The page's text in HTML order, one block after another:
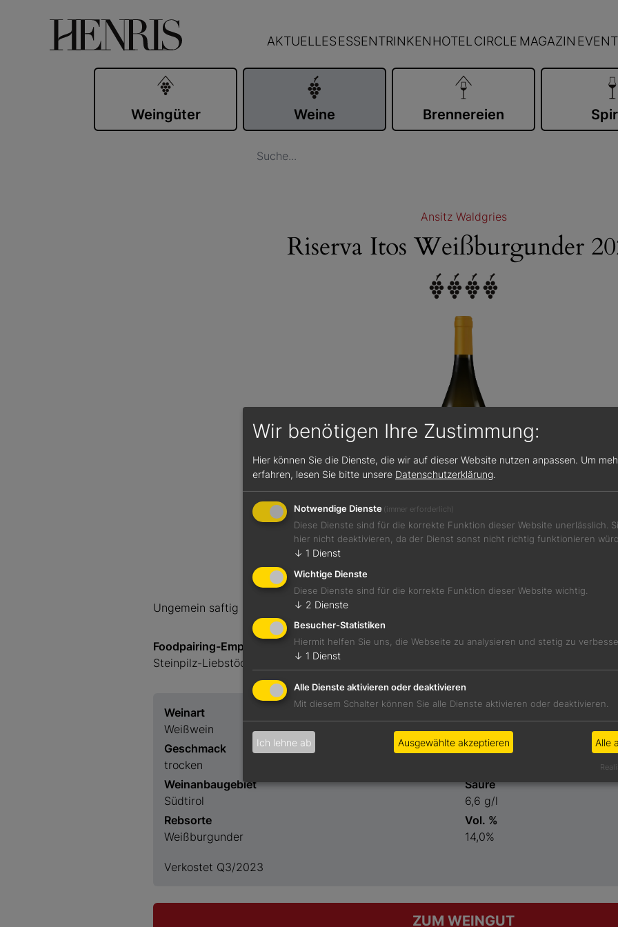
AKTUELLESESSENTRINKENHOTELCIRCLE MAGAZIN
Weingüter Weine Brennereien
Ansitz Waldgries
Riserva Itos Weißburgunder
Jetzt teilen
Ungemein saftig mit sanfter Aromatik, dennoch viel Zug, alles in Harmonie, sehr schöne
Foodpairing-Empfehlung
Steinpilz-Liebstöckel-Quiche
Weinart
Weißwein
19,40 €
Geschmack
trocken
Restzucker
Weinanbaugebiet
Südtirol
Säure
6,6 g/l
Rebsorte
Weißburgunder
Vol. %
14,0%
Verkostet Q3/2023
ZUM WEINGUT
Wir benötigen Ihre Zustimmung:
Hier können Sie die Dienste, die wir auf dieser Website nutzen anpassen. Um
erfahren, lesen Sie bitte unsere Datenschutzerklärung.
Notwendige Dienste (immer erforderlich)
Diese Dienste sind für die korrekte Funktion dieser Website unerlässlich.
hier nicht deaktivieren, da der Dienst sonst nicht richtig funktionieren
↓ 1 Dienst
Wichtige Dienste
Diese Dienste sind für die korrekte Funktion dieser Website wichtig.
↓ 2 Dienste
Besucher-Statistiken
Hiermit helfen Sie uns, die Webseite zu analysieren und stetig zu
↓ 1 Dienst
Alle Dienste aktivieren oder deaktivieren
Mit diesem Schalter können Sie alle Dienste aktivieren oder deaktivieren.
Ich lehne ab Ausgewählte akzeptieren Alle